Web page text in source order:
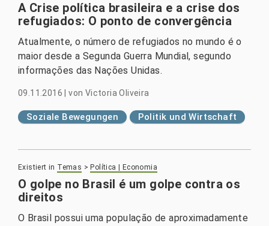
A Crise política brasileira e a crise dos
refugiados: O ponto de convergência
Atualmente, o número de refugiados no mundo é o
maior desde a Segunda Guerra Mundial, segundo
informações das Nações Unidas.
09.11.2016 |von Victoria Oliveira
Soziale Bewegungen Politik und Wirtschaft
Existiert in Temas > Política | Economia
O golpe no Brasil é um golpe contra os
direitos
O Brasil possui uma população de aproximadamente